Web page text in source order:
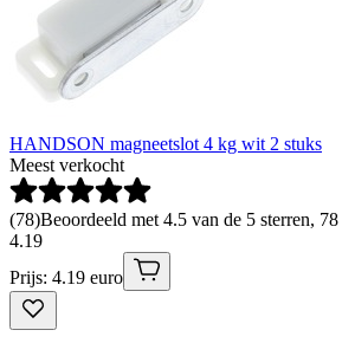
HANDSON magneetslot 4 kg wit 2 stuks
Meest verkocht
(78)Beoordeeld met 4.5 van de 5 sterren,
4.19
Prijs: 4.19 euro